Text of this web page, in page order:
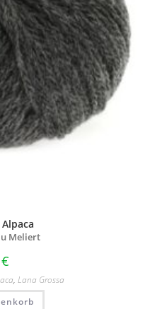
Meliert
€
, Lana Grossa